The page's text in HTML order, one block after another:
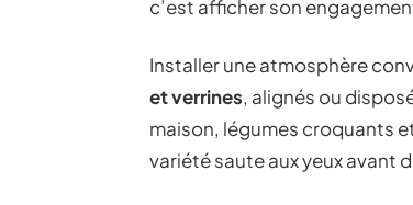
c’est afficher son
Installer une atmosphère
et verrines, alignés ou
maison, légumes croquants
variété saute aux yeux avant